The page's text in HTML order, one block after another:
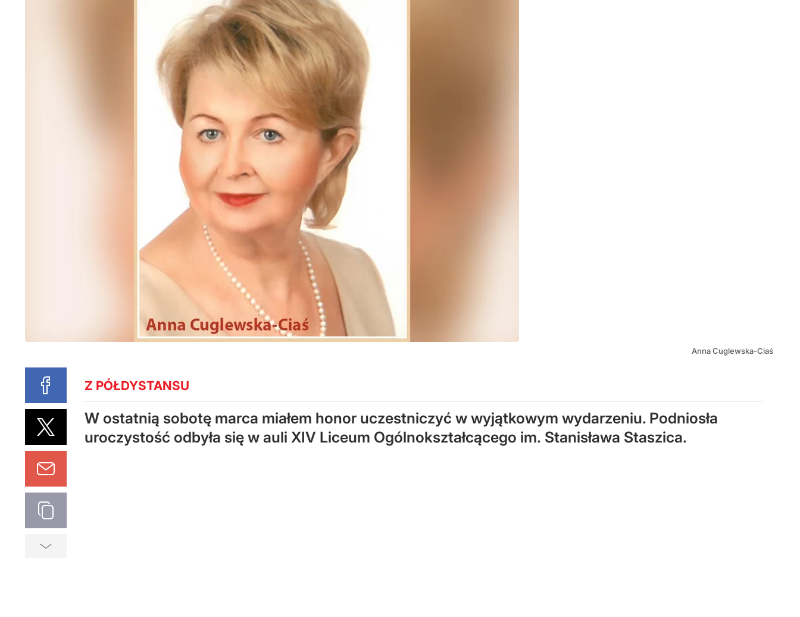
Anna Cuglewska-Ciaś
Z PÓŁDYSTANSU
W ostatnią sobotę marca miałem honor uczestniczyć w wyjątkowym wydarzeniu. Podniosła
uroczystość odbyła się w auli XIV Liceum Ogólnokształcącego im. Stanisława Staszica.